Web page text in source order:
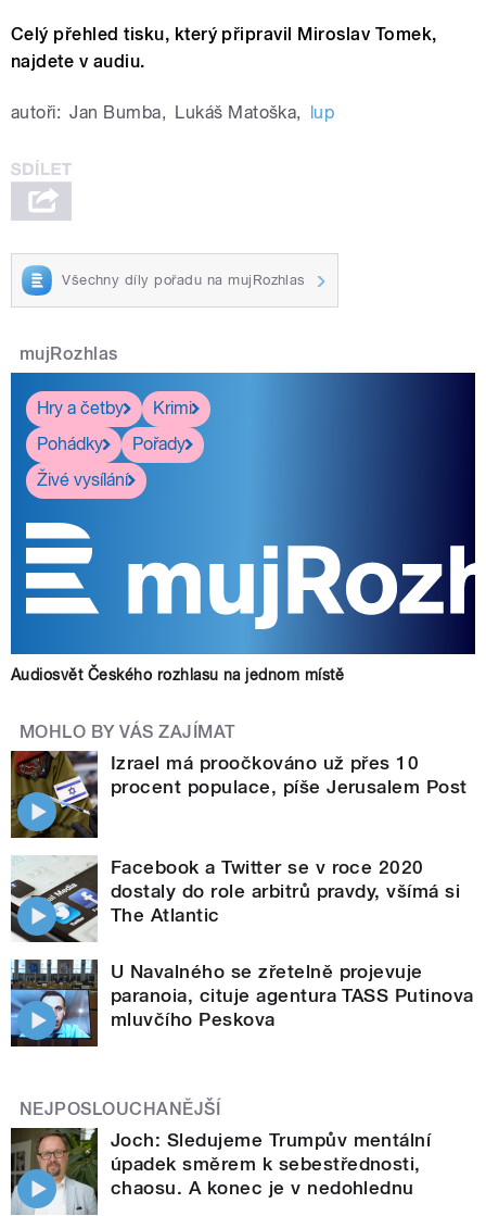
Celý přehled tisku, který připravil Miroslav Tomek,
najdete v audiu.
autoři: Jan Bumba, Lukáš Matoška, lup
Všechny díly pořadu na mujRozhlas
mujRozhlas
Hry a četby
Krimi
Pohádky
Pořady
Živé vysílání
Audiosvět Českého rozhlasu na jednom místě
MOHLO BY VÁS ZAJÍMAT
Izrael má proočkováno už přes 10
procent populace, píše Jerusalem Post
Facebook a Twitter se v roce 2020
dostaly do role arbitrů pravdy, všímá si
The Atlantic
U Navalného se zřetelně projevuje
paranoia, cituje agentura TASS Putinova
mluvčího Peskova
NEJPOSLOUCHANĚJŠÍ
Joch: Sledujeme Trumpův mentální
úpadek směrem k sebestřednosti,
chaosu. A konec je v nedohlednu